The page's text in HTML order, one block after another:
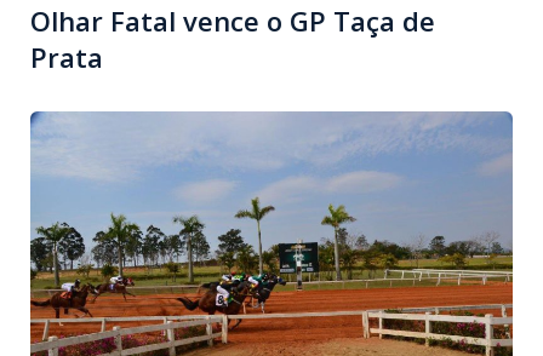
u
e
Olhar Fatal vence o GP Taça de
Prata